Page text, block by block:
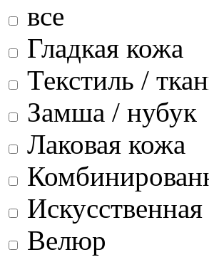
все
Гладкая кожа
Текстиль /
Замша / нубук
Лаковая кожа
Велюр